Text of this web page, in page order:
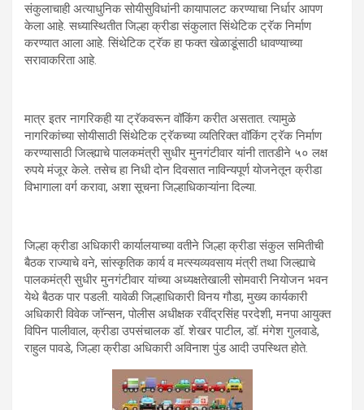
संकुलाचाही अत्याधुनिक सोयीसुविधांनी कायापालट करण्याचा निर्धार आपण
केला आहे. सध्यास्थितीत जिल्हा क्रीडा संकुलात सिंथेटिक ट्रॅक निर्माण
करण्यात आला आहे. सिंथेटिक ट्रॅक हा फक्त खेळाडूंसाठी धावण्याच्या
सरावाकरिता आहे.
मात्र इतर नागरिकही या ट्रॅकवरून वॉकिंग करीत असतात. त्यामुळे
नागरिकांच्या सोयीसाठी सिंथेटिक ट्रॅकच्या व्यतिरिक्त वॉकिंग ट्रॅक निर्माण
करण्यासाठी जिल्ह्याचे पालकमंत्री सुधीर मुनगंटीवार यांनी तातडीने ५० लक्ष
रुपये मंजूर केले. तसेच हा निधी दोन दिवसात नाविन्यपूर्ण योजनेतून क्रीडा
विभागाला वर्ग करावा, अशा सूचना जिल्हाधिकाऱ्यांना दिल्या.
जिल्हा क्रीडा अधिकारी कार्यालयाच्या वतीने जिल्हा क्रीडा संकुल समितीची
बैठक राज्याचे वने, सांस्कृतिक कार्य व मत्स्यव्यवसाय मंत्री तथा जिल्ह्याचे
पालकमंत्री सुधीर मुनगंटीवार यांच्या अध्यक्षतेखाली सोमवारी नियोजन भवन
येथे बैठक पार पडली. यावेळी जिल्हाधिकारी विनय गौडा, मुख्य कार्यकारी
अधिकारी विवेक जॉन्सन, पोलीस अधीक्षक रवींद्रसिंह परदेशी, मनपा आयुक्त
विपिन पालीवाल, क्रीडा उपसंचालक डॉ. शेखर पाटील, डॉ. मंगेश गुलवाडे,
राहुल पावडे, जिल्हा क्रीडा अधिकारी अविनाश पुंड आदी उपस्थित होते.